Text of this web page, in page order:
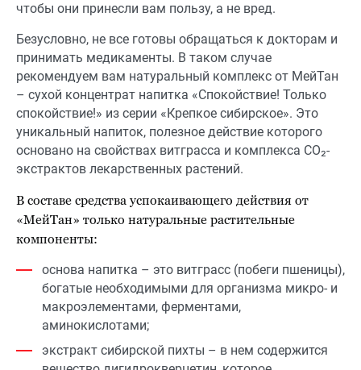
чтобы они принесли вам пользу, а не вред.
Безусловно, не все готовы обращаться к докторам и
принимать медикаменты. В таком случае
рекомендуем вам натуральный комплекс от МейТан
– сухой концентрат напитка «Спокойствие! Только
спокойствие!» из серии «Крепкое сибирское». Это
уникальный напиток, полезное действие которого
основано на свойствах витграсса и комплекса CO₂-
экстрактов лекарственных растений.
В составе средства успокаивающего действия от
«МейТан» только натуральные растительные
компоненты:
основа напитка – это витграсс (побеги пшеницы),
богатые необходимыми для организма микро- и
макроэлементами, ферментами,
аминокислотами;
экстракт сибирской пихты – в нем содержится